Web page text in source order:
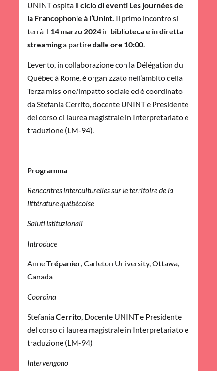
UNINT ospita il ciclo di eventi Les journées de
la Francophonie à l’Unint. Il primo incontro si
terrà il 14 marzo 2024 in biblioteca e in diretta
streaminga partiredalle ore 10:00.
L’evento, in collaborazione con la Délégation du
Québec à Rome, è organizzato nell’ambito della
Terza missione/impatto sociale ed è coordinato
da Stefania Cerrito, docente UNINT e Presidente
del corso di laurea magistrale in Interpretariato e
traduzione (LM-94).
Programma
Rencontres interculturelles sur le territoire de la
littérature québécoise
Saluti istituzionali
Introduce
AnneTrépanier, Carleton University, Ottawa,
Canada
Coordina
StefaniaCerrito, Docente UNINT e Presidente
del corso di laurea magistrale in Interpretariato e
traduzione (LM-94)
Intervengono